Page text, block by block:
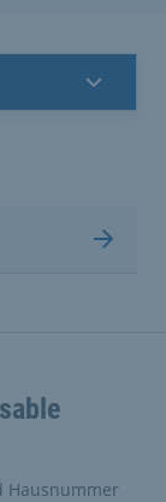
Hausnummer